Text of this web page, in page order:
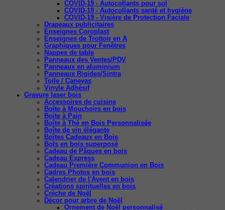
COVID-19 - Autocollants pour sol
COVID-19 - Autocollants santé et hygiène
COVID-19 - Visière de Protection Faciale
Drapeaux publicitaires
Enseignes Coroplast
Enseignes de Trottoir en A
Graphiques pour Fenêtres
Nappes de table
Panneaux des Ventes/PDV
Panneaux en aluminium
Panneaux Rigides/Sintra
Toile / Canevas
Vinyle Adhésif
Gravure laser bois
Accessoires de cuisine
Boîte à Mouchoirs en bois
Boite à Pain
Boîte à Thé en Bois Personnalisée
Boîte de vin élégante
Boîtes Cadeaux en Bois
Bols en bois superposé
Cadeau de Pâques en bois
Cadeau Express
Cadeau Première Communion en Bois
Cadres Photos en bois
Calendrier de l'Avent en bois
Créations spirituelles en bois
Crèche de Noël
Décor pour arbre de Noël
Ornement de Noël personnalisé